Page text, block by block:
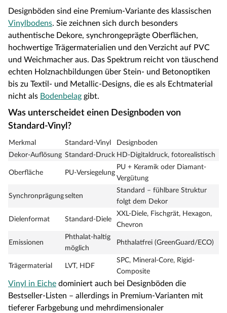
Designböden sind eine Premium-Variante des klassischen
Vinylbodens. Sie zeichnen sich durch besonders
authentische Dekore, synchrongeprägte Oberflächen,
hochwertige Trägermaterialien und den Verzicht auf PVC
und Weichmacher aus. Das Spektrum reicht von täuschend
echten Holznachbildungen über Stein- und Betonoptiken
bis zu Textil- und Metallic-Designs, die es als Echtmaterial
nicht als Bodenbelag gibt.
Was unterscheidet einen Designboden von
Standard-Vinyl?
Merkmal Standard-Vinyl
Designboden
Dekor-Auflösung Standard-Druck HD-Digitaldruck, fotorealistisch
Oberfläche PU-Versiegelung
PU + Keramik oder Diamant-
Vergütung
Synchronprägungselten
Standard – fühlbare Struktur
folgt dem Dekor
Dielenformat Standard-Diele
XXL-Diele, Fischgrät, Hexagon,
Chevron
Emissionen
Phthalat-haltig
möglich
Phthalatfrei (GreenGuard/ECO)
Trägermaterial LVT, HDF
SPC, Mineral-Core, Rigid-
Composite
Vinyl in Eiche dominiert auch bei Designböden die
Bestseller-Listen – allerdings in Premium-Varianten mit
tieferer Farbgebung und mehrdimensionaler